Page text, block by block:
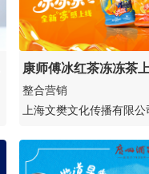
康师傅冰红茶冻冻茶
整合营销
上海文樊文化传播有限公